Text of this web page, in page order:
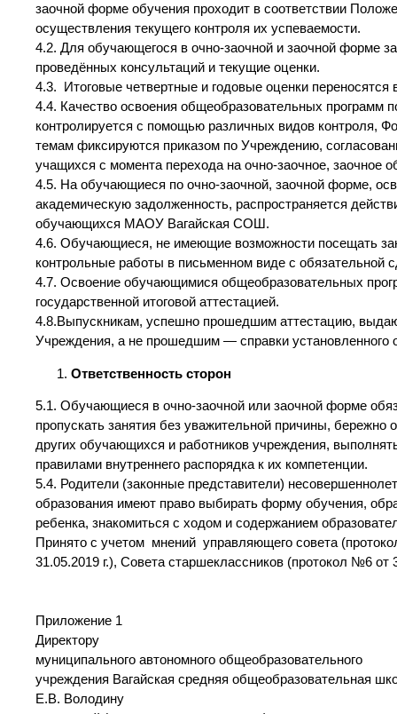
заочной форме обучения проходит в соответствии
осуществления текущего контроля их успеваемости.
4.2. Для обучающегося в очно-заочной и заочной форме
проведённых консультаций и текущие оценки.
4.3. Итоговые четвертные и годовые оценки
4.4. Качество освоения общеобразовательных программ
контролируется с помощью различных видов контроля,
темам фиксируются приказом по Учреждению,
учащихся с момента перехода на очно-заочное, заочное
4.5. На обучающиеся по очно-заочной, заочной форме,
академическую задолженность, распространяется
обучающихся МАОУ Вагайская СОШ.
4.6. Обучающиеся, не имеющие возможности посещать
контрольные работы в письменном виде с обязательной
4.7. Освоение обучающимися общеобразовательных
государственной итоговой аттестацией.
4.8.Выпускникам, успешно прошедшим аттестацию,
Учреждения, а не прошедшим — справки установленного
Ответственность сторон
5.1. Обучающиеся в очно-заочной или заочной форме
пропускать занятия без уважительной причины,
других обучающихся и работников учреждения,
правилами внутреннего распорядка к их компетенции.
5.4. Родители (законные представители)
образования имеют право выбирать форму обучения,
ребенка, знакомиться с ходом и содержанием
Принято с учетом мнений управляющего совета
31.05.2019 г.), Совета старшеклассников (протокол №6 от
Приложение 1
Директору
муниципального автономного общеобразовательного
учреждения Вагайская средняя общеобразовательная
Е.В. Володину